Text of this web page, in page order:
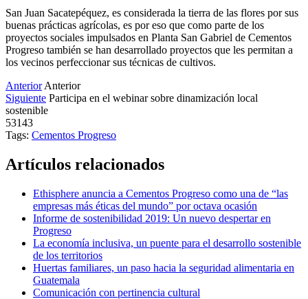
San Juan Sacatepéquez, es considerada la tierra de las flores por sus
buenas prácticas agrícolas, es por eso que como parte de los
proyectos sociales impulsados en Planta San Gabriel de Cementos
Progreso también se han desarrollado proyectos que les permitan a
los vecinos perfeccionar sus técnicas de cultivos.
Anterior Anterior
Siguiente Participa en el webinar sobre dinamización local
sostenible
53143
Tags: Cementos Progreso
Artículos relacionados
Ethisphere anuncia a Cementos Progreso como una de “las
empresas más éticas del mundo” por octava ocasión
Informe de sostenibilidad 2019: Un nuevo despertar en
Progreso
La economía inclusiva, un puente para el desarrollo sostenible
de los territorios
Huertas familiares, un paso hacia la seguridad alimentaria en
Guatemala
Comunicación con pertinencia cultural